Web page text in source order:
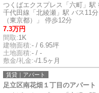
つくばエクスプレス「六町」駅
千代田線「北綾瀬」駅 バス11
（東京都）」 停歩12分
7.3万円
間取:1K
建物面積:- / 6.95坪
土地面積:- / -
敷金/礼金:-/1.5ヶ月
賃貸｜アパート
足立区南花畑１丁目のアパート